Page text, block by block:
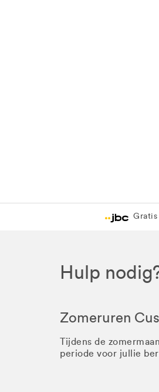
Hulp
Zomeruren
Tijdens de
periode voor jullie